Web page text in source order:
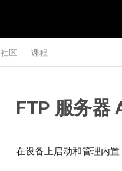
社区 课程
FTP 服务器
在设备上启动和管理内置